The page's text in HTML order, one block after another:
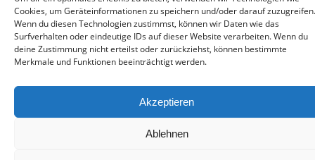
Cookies, um Geräteinformationen zu speichern und/oder darauf zuzugreifen.
Wenn du diesen Technologien zustimmst, können wir Daten wie das
Surfverhalten oder eindeutige IDs auf dieser Website verarbeiten. Wenn du
deine Zustimmung nicht erteilst oder zurückziehst, können bestimmte
Merkmale und Funktionen beeinträchtigt werden.
Akzeptieren
Ablehnen
02.09.1956
Wormatia
Worms II
- TSG
Dalsheim
5:1
A-Klasse
Rheinhessen-
Süd